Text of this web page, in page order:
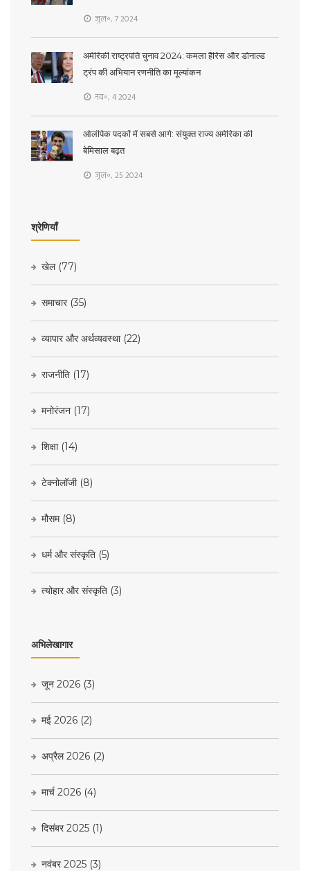
जुल॰, 7 2024
अमेरिकी राष्ट्रपति चुनाव 2024: कमला हैरिस और डोनाल्ड
ट्रंप की अभियान रणनीति का मूल्यांकन
नव॰, 4 2024
ओलंपिक पदकों में सबसे आगे: संयुक्त राज्य अमेरिका की
बेमिसाल बढ़त
जुल॰, 25 2024
श्रेणियाँ
खेल (77)
समाचार (35)
व्यापार और अर्थव्यवस्था (22)
राजनीति (17)
मनोरंजन (17)
शिक्षा (14)
टेक्नोलॉजी (8)
मौसम (8)
धर्म और संस्कृति (5)
त्योहार और संस्कृति (3)
अभिलेखागार
जून 2026 (3)
मई 2026 (2)
अप्रैल 2026 (2)
मार्च 2026 (4)
दिसंबर 2025 (1)
नवंबर 2025 (3)